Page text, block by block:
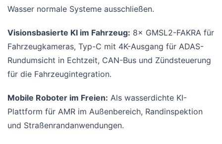
Wasser normale Systeme ausschließen.
Visionsbasierte KI im Fahrzeug: 8× GMSL2-FAKRA für
Fahrzeugkameras, Typ-C mit 4K-Ausgang für ADAS-
Rundumsicht in Echtzeit, CAN-Bus und Zündsteuerung
für die Fahrzeugintegration.
Mobile Roboter im Freien: Als wasserdichte KI-
Plattform für AMR im Außenbereich, Randinspektion
und Straßenrandanwendungen.